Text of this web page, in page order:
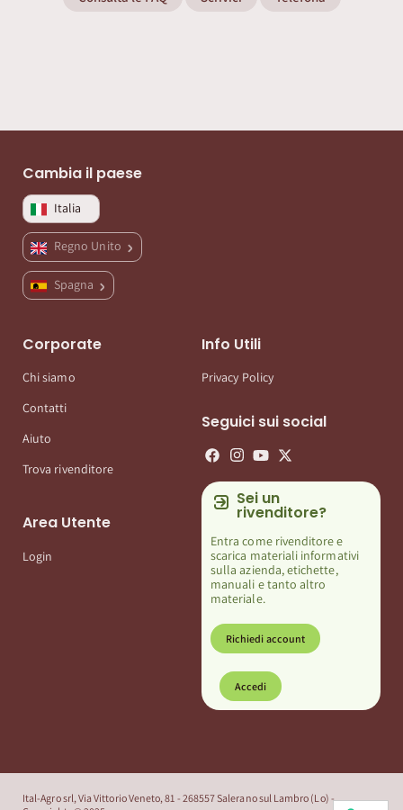
Cambia il paese
Italia
Regno Unito
Spagna
Corporate
Chi siamo
Contatti
Aiuto
Trova rivenditore
Area Utente
Login
Info Utili
Privacy Policy
Seguici sui social
Sei un
rivenditore?
Entra come rivenditore e
scarica materiali informativi
sulla azienda, etichette,
manuali e tanto altro
materiale.
Richiedi account
Accedi
Ital-Agro srl, Via Vittorio Veneto, 81 - 268557 Salerano sul Lambro (Lo) -